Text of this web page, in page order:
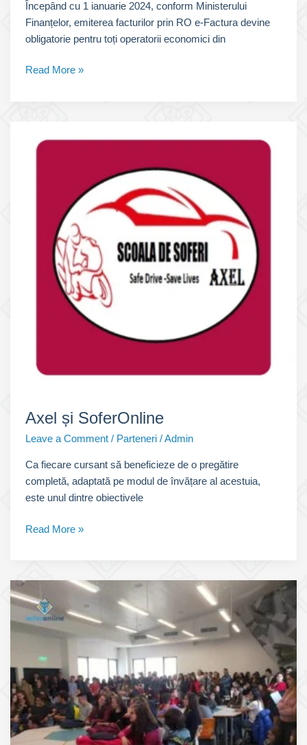
Începând cu 1 ianuarie 2024, conform Ministerului
Finanțelor, emiterea facturilor prin RO e-Factura devine
obligatorie pentru toți operatorii economici din
E-
pentru
șoferi,
Read More »
Axel și SoferOnline
Leave a Comment / Parteneri /Admin
Ca fiecare cursant să beneficieze de o pregătire
completă, adaptată pe modul de învățare al acestuia,
este unul dintre obiectivele
Axel
SoferOnline
Read More »